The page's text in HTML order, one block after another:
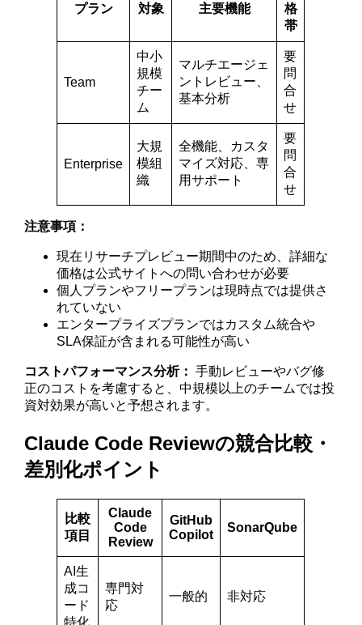
プラン 対象 主要機能
格
帯
Team
中小
規模
チー
ム
マルチエージェ
ントレビュー、
基本分析
要
問
合
せ
Enterprise
大規
模組
織
全機能、カスタ
マイズ対応、専
用サポート
要
問
合
せ
注意事項：
現在リサーチプレビュー期間中のため、詳細な
価格は公式サイトへの問い合わせが必要
個人プランやフリープランは現時点では提供さ
れていない
エンタープライズプランではカスタム統合や
SLA保証が含まれる可能性が高い
コストパフォーマンス分析： 手動レビューやバグ修
正のコストを考慮すると、中規模以上のチームでは投
資対効果が高いと予想されます。
Claude Code Reviewの競合比較・
差別化ポイント
比較
項目
Claude
Code
Review
GitHub
Copilot
SonarQube
AI生
成コ
ード
専門対
応
一般的 非対応